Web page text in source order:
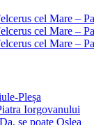
cel Mare –
cel Mare –
cel Mare –
Pleșa
Iorgovanului
se poate Oslea